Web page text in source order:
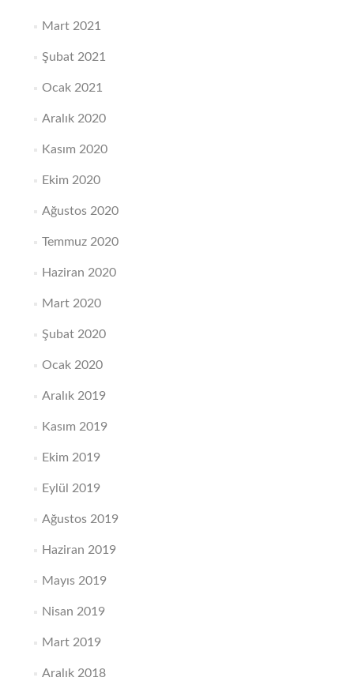
Mart 2021
Şubat 2021
Ocak 2021
Aralık 2020
Kasım 2020
Ekim 2020
Ağustos 2020
Temmuz 2020
Haziran 2020
Mart 2020
Şubat 2020
Ocak 2020
Aralık 2019
Kasım 2019
Ekim 2019
Eylül 2019
Ağustos 2019
Haziran 2019
Mayıs 2019
Nisan 2019
Mart 2019
Aralık 2018